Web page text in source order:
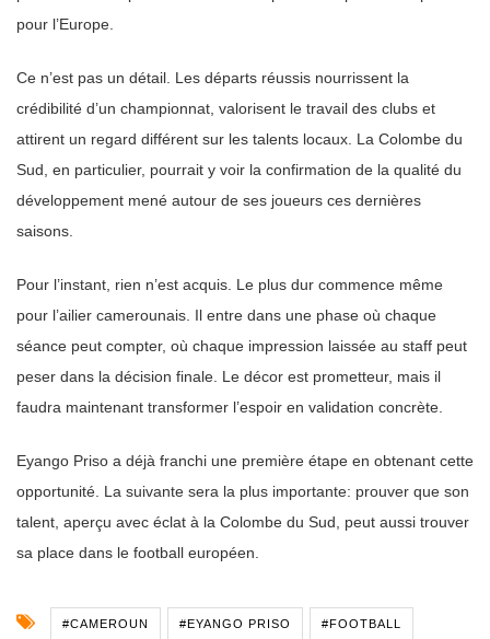
pour l’Europe.
Ce n’est pas un détail. Les départs réussis nourrissent la
crédibilité d’un championnat, valorisent le travail des clubs et
attirent un regard différent sur les talents locaux. La Colombe du
Sud, en particulier, pourrait y voir la confirmation de la qualité du
développement mené autour de ses joueurs ces dernières
saisons.
Pour l’instant, rien n’est acquis. Le plus dur commence même
pour l’ailier camerounais. Il entre dans une phase où chaque
séance peut compter, où chaque impression laissée au staff peut
peser dans la décision finale. Le décor est prometteur, mais il
faudra maintenant transformer l’espoir en validation concrète.
Eyango Priso a déjà franchi une première étape en obtenant cette
opportunité. La suivante sera la plus importante: prouver que son
talent, aperçu avec éclat à la Colombe du Sud, peut aussi trouver
sa place dans le football européen.
#CAMEROUN #EYANGO PRISO #FOOTBALL